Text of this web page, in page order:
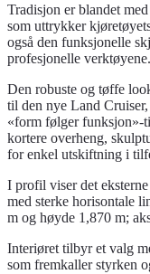
Tradisjon er blandet
som uttrykker
også den funksjonelle
profesjonelle verktøyene.
Den robuste og tøffe
til den nye Land
«form følger funksjon»-
kortere overheng,
for enkel utskiftning i
I profil viser det
med sterke horisontale
m og høyde 1,870 m;
Interiøret tilbyr et valg
som fremkaller styrken